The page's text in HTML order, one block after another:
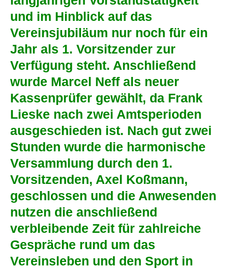
und im Hinblick auf das
Vereinsjubiläum nur noch für ein
Jahr als 1. Vorsitzender zur
Verfügung steht. Anschließend
wurde Marcel Neff als neuer
Kassenprüfer gewählt, da Frank
Lieske nach zwei Amtsperioden
ausgeschieden ist. Nach gut zwei
Stunden wurde die harmonische
Versammlung durch den 1.
Vorsitzenden, Axel Koßmann,
geschlossen und die Anwesenden
nutzen die anschließend
verbleibende Zeit für zahlreiche
Gespräche rund um das
Vereinsleben und den Sport in